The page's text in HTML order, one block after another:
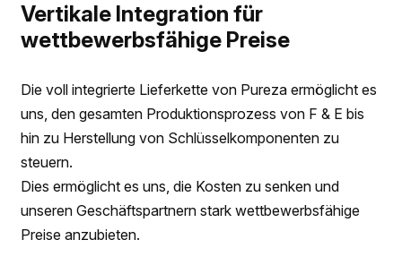
Vertikale Integration für
wettbewerbsfähige Preise
Die voll integrierte Lieferkette von Pureza ermöglicht es
uns, den gesamten Produktionsprozess von F & E bis
hin zu Herstellung von Schlüsselkomponenten zu
steuern.
Dies ermöglicht es uns, die Kosten zu senken und
unseren Geschäftspartnern stark wettbewerbsfähige
Preise anzubieten.